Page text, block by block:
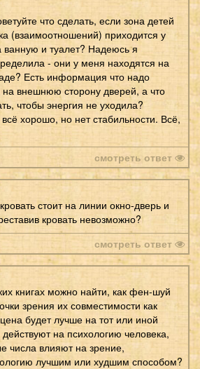
что сделать, если зона детей
(взаимоотношений) приходится у
ванную и туалет? Надеюсь я
- они у меня находятся на
Есть информация что надо
на внешнюю сторону дверей, а что
чтобы энергия не уходила?
хорошо, но нет стабильности. Всё,
смотреть ответ
стоит на линии окно-дверь и
кровать невозможно?
смотреть ответ
книгах можно найти, как фен-шуй
зрения их совместимости как
будет лучше на тот или иной
действуют на психологию человека,
числа влияют на зрение,
лучшим или худшим способом?